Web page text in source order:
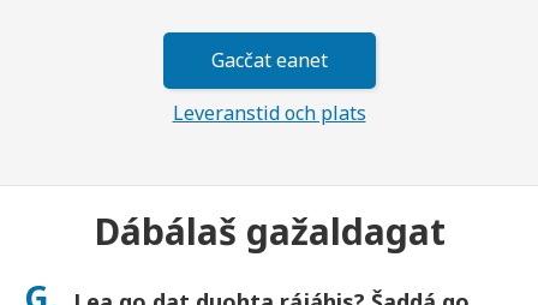
Gacčat eanet
Leveranstid och plats
Dábálaš gažaldagat